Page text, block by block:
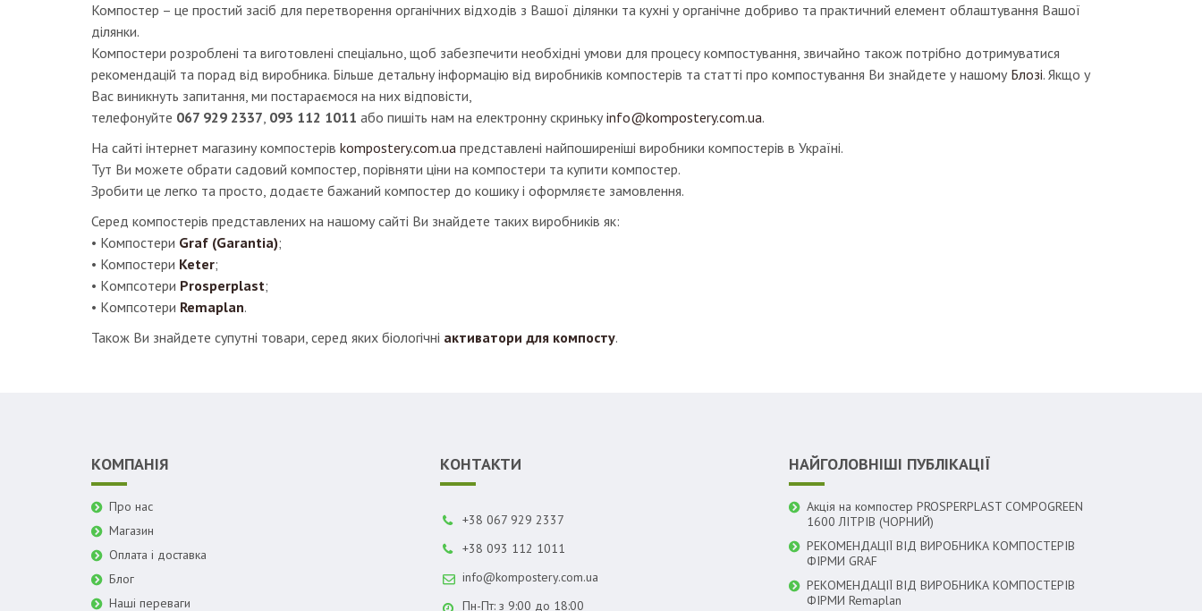
Компостер – це простий засіб для перетворення органічних відходів з Вашої ділянки та кухні у органічне добриво та практичний елемент облаштування Вашої
ділянки.
Компостери розроблені та виготовлені спеціально, щоб забезпечити необхідні умови для процесу компостування, звичайно також потрібно дотримуватися
рекомендацій та порад від виробника. Більше детальну інформацію від виробників компостерів та статті про компостування Ви знайдете у нашому Блозі. Якщо у
Вас виникнуть запитання, ми постараємося на них відповісти,
телефонуйте 067 929 2337, 093 112 1011 або пишіть нам на електронну скринькуinfo@kompostery.com.ua.
На сайті інтернет магазину компостерів kompostery.com.ua представлені найпоширеніші виробники компостерів в Україні.
Тут Ви можете обрати садовий компостер, порівняти ціни на компостери та купити компостер.
Зробити це легко та просто, додаєте бажаний компостер до кошику і оформляєте замовлення.
Серед компостерів представлених на нашому сайті Ви знайдете таких виробників як:
• Компостери Graf (Garantia);
• Компостери Keter;
• Kомпсотери Prosperplast;
• Kомпсотери Remaplan.
Також Ви знайдете супутні товари, серед яких біологічні активатори для компосту.
КОМПАНІЯ
Про нас
Магазин
Оплата і доставка
Блог
Наші переваги
КОНТАКТИ
+38 067 929 2337
+38 093 112 1011
info@kompostery.com.ua
Пн-Пт: з 9:00 до 18:00
НАЙГОЛОВНІШІ ПУБЛІКАЦІЇ
Акція на компостер PROSPERPLAST COMPOGREEN
1600 ЛІТРІВ (ЧОРНИЙ)
РЕКОМЕНДАЦІЇ ВІД ВИРОБНИКА КОМПОСТЕРІВ
ФІРМИ GRAF
РЕКОМЕНДАЦІЇ ВІД ВИРОБНИКА КОМПОСТЕРІВ
ФІРМИ Remaplan